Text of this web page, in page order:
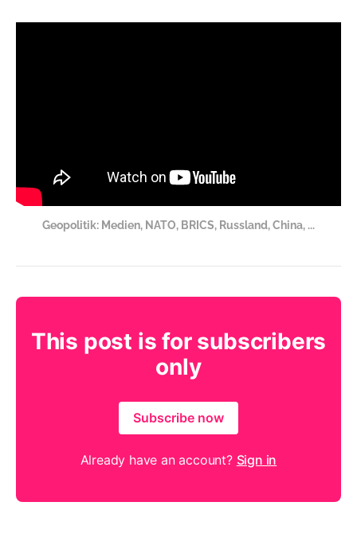
Geopolitik: Medien, NATO, BRICS, Russland, China, ...
This post is for subscribers
only
Subscribe now
Already have an account? Sign in